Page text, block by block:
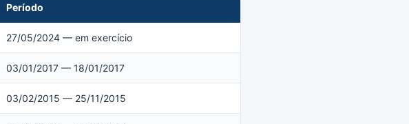
Período
27/05/2024 — em exercício
03/01/2017 — 18/01/2017
03/02/2015 — 25/11/2015